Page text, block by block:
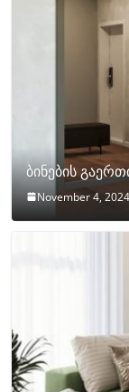
ბინების
November 4, 2024